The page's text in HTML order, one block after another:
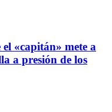
«capitán» mete a
a presión de los